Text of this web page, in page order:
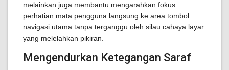
melainkan juga membantu mengarahkan fokus
perhatian mata pengguna langsung ke area tombol
navigasi utama tanpa terganggu oleh silau cahaya layar
yang melelahkan pikiran.
Mengendurkan Ketegangan Saraf